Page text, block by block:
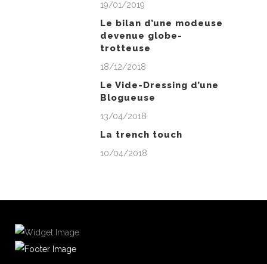
19/01/2019
Le bilan d’une modeuse
devenue globe-
trotteuse
18/12/2018
Le Vide-Dressing d’une
Blogueuse
13/04/2018
La trench touch
10/04/2018